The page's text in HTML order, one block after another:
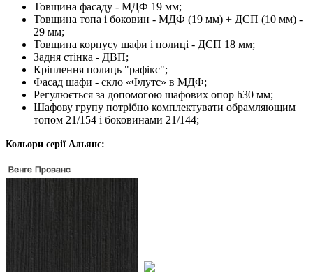
Товщина фасаду - МДФ 19 мм;
Товщина топа і боковин - МДФ (19 мм) + ДСП (10 мм) -
29 мм;
Товщина корпусу шафи і полиці - ДСП 18 мм;
Задня стінка - ДВП;
Кріплення полиць "рафікс";
Фасад шафи - скло «Флутс» в МДФ;
Регулюється за допомогою шафових опор h30 мм;
Шафову групу потрібно комплектувати обрамляющим
топом 21/154 і боковинами 21/144;
Кольори серії Альянс: